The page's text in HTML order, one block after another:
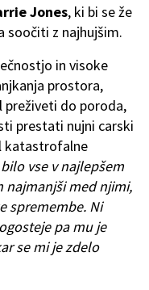
Jones, ki bi se že
soočiti z najhujšim.
in visoke
prostora,
preživeti do poroda,
prestati nujni carski
katastrofalne
vse v najlepšem
najmanjši med njimi,
spremembe. Ni
pa mu je
se mi je zdelo